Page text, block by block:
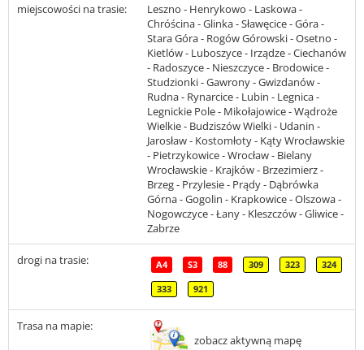
miejscowości na trasie:
Leszno - Henrykowo - Laskowa -
Chróścina - Glinka - Sławęcice - Góra -
Stara Góra - Rogów Górowski - Osetno -
Kietlów - Luboszyce - Irządze - Ciechanów
- Radoszyce - Nieszczyce - Brodowice -
Studzionki - Gawrony - Gwizdanów -
Rudna - Rynarcice - Lubin - Legnica -
Legnickie Pole - Mikołajowice - Wądroże
Wielkie - Budziszów Wielki - Udanin -
Jarosław - Kostomłoty - Kąty Wrocławskie
- Pietrzykowice - Wrocław - Bielany
Wrocławskie - Krajków - Brzezimierz -
Brzeg - Przylesie - Prądy - Dąbrówka
Górna - Gogolin - Krapkowice - Olszowa -
Nogowczyce - Łany - Kleszczów - Gliwice -
Zabrze
drogi na trasie: A4 S3 88 309 323 324
333 921
Trasa na mapie:
zobacz aktywną mapę